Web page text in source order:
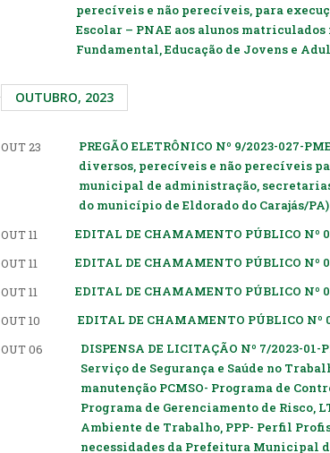
perecíveis e não perecíveis, para
Escolar – PNAE aos alunos matriculados
Fundamental, Educação de Jovens e
OUTUBRO, 2023
OUT 23
PREGÃO ELETRÔNICO Nº 9/2023-027-
diversos, perecíveis e não perecíveis
municipal de administração,
do município de Eldorado do Carajás/PA)
OUT 11
EDITAL DE CHAMAMENTO PÚBLICO Nº
OUT 11
EDITAL DE CHAMAMENTO PÚBLICO Nº
OUT 11
EDITAL DE CHAMAMENTO PÚBLICO Nº
OUT 10
EDITAL DE CHAMAMENTO PÚBLICO Nº
OUT 06
DISPENSA DE LICITAÇÃO Nº 7/2023-
Serviço de Segurança e Saúde no
manutenção PCMSO- Programa de
Programa de Gerenciamento de Risco,
Ambiente de Trabalho, PPP- Perfil
necessidades da Prefeitura Municipal